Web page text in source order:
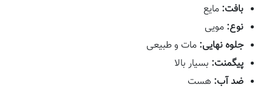
بافت: مایع
نوع: مویی
جلوه نهایی: مات و طبیعی
پیگمنت: بسیار بالا
ضد آب: هست